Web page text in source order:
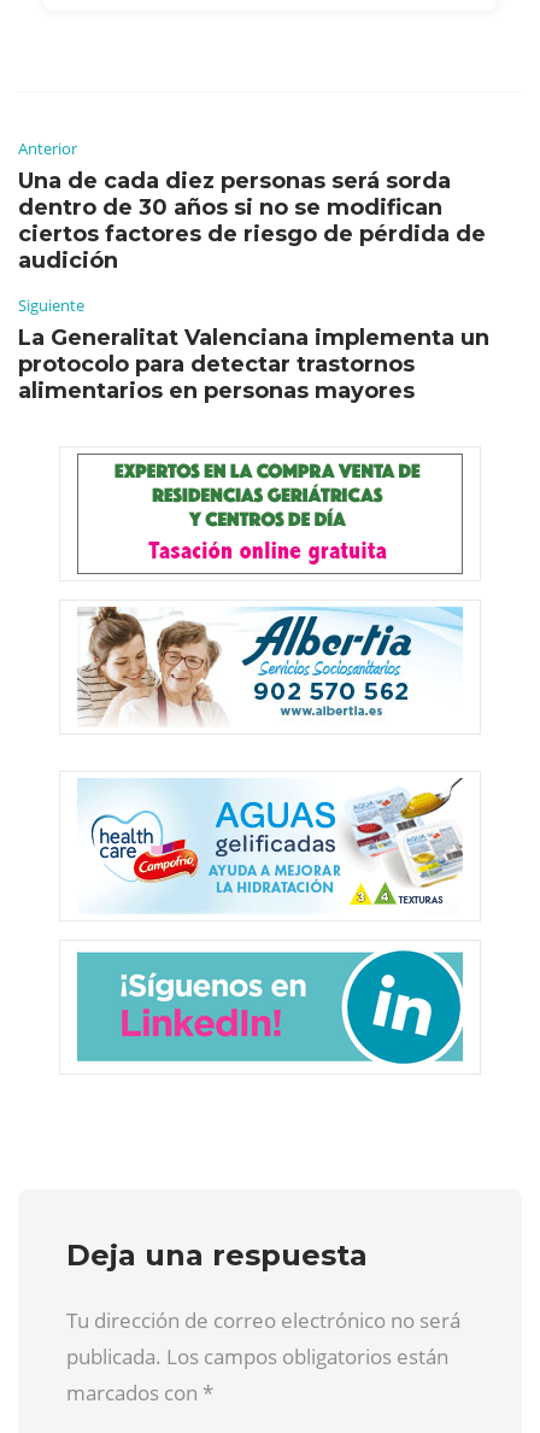
Anterior
Una de cada diez personas será sorda
dentro de 30 años si no se modifican
ciertos factores de riesgo de pérdida de
audición
Siguiente
La Generalitat Valenciana implementa un
protocolo para detectar trastornos
alimentarios en personas mayores
Deja una respuesta
Tu dirección de correo electrónico no será
publicada. Los campos obligatorios están
marcados con *